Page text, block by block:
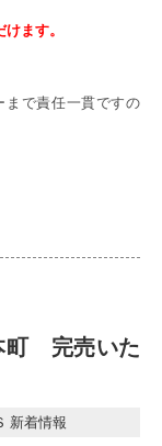
けます。
まで責任一貫ですの
町 完売いた
新着情報